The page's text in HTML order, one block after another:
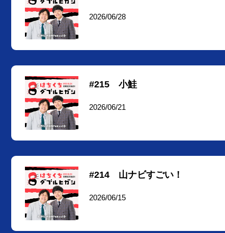
2026/06/28
#215 小鮭
2026/06/21
#214 山ナビすごい！
2026/06/15